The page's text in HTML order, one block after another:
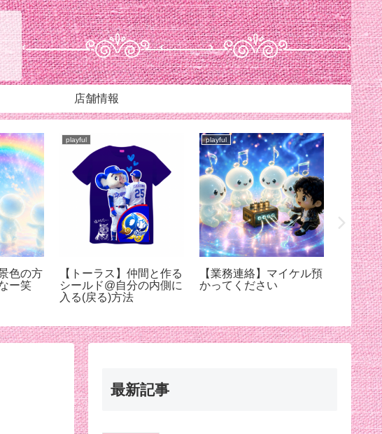
店舗情報
色の方
ー笑
playful
【トーラス】仲間と作る
シールド@自分の内側に
入る(戻る)方法
playful
【業務連絡】マイケル預
かってください
playful
【スリ
ろちょ
ケルに
【7月
最新記事